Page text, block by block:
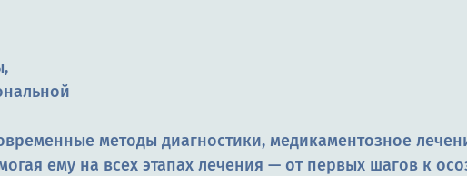
методы диагностики, медикаментозное
ему на всех этапах лечения — от первых шагов к